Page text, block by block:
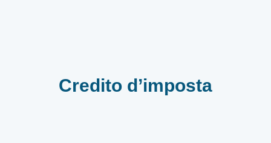
Credito d’imposta